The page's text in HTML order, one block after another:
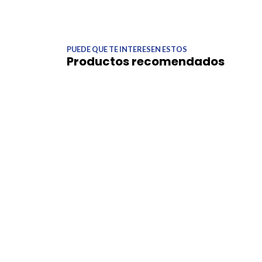
PUEDE QUE TE INTERESEN ESTOS
Productos recomendados